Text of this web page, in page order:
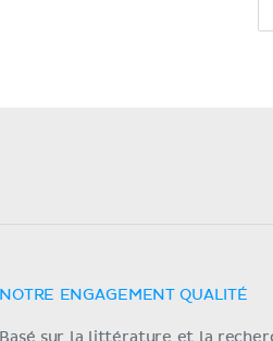
NOTRE ENGAGEMENT QUALITÉ
Basé sur la littérature et la